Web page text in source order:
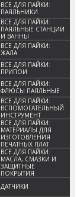
ВСЕ ДЛЯ ПАЙКИ:
ПАЯЛЬНИКИ
ВСЕ ДЛЯ ПАЙКИ:
ПАЯЛЬНЫЕ СТАНЦИИ
И ВАННЫ
ВСЕ ДЛЯ ПАЙКИ:
ЖАЛА
ВСЕ ДЛЯ ПАЙКИ:
ПРИПОИ
ВСЕ ДЛЯ ПАЙКИ:
ФЛЮСЫ ПАЯЛЬНЫЕ
ВСЕ ДЛЯ ПАЙКИ:
ВСПОМОГАТЕЛЬНЫЙ
ИНСТРУМЕНТ
ВСЕ ДЛЯ ПАЙКИ:
МАТЕРИАЛЫ ДЛЯ
ИЗГОТОВЛЕНИЯ
ПЕЧАТНЫХ ПЛАТ
ВСЕ ДЛЯ ПАЙКИ:
МАСЛА, СМАЗКИ И
ЗАЩИТНЫЕ
ПОКРЫТИЯ
ДАТЧИКИ